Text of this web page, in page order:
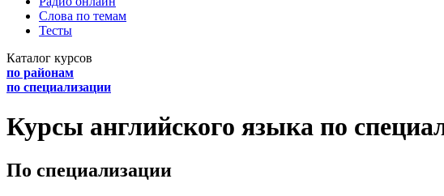
Слова по темам
Тесты
Каталог курсов
по районам
по специализации
Курсы английского языка по
По специализации